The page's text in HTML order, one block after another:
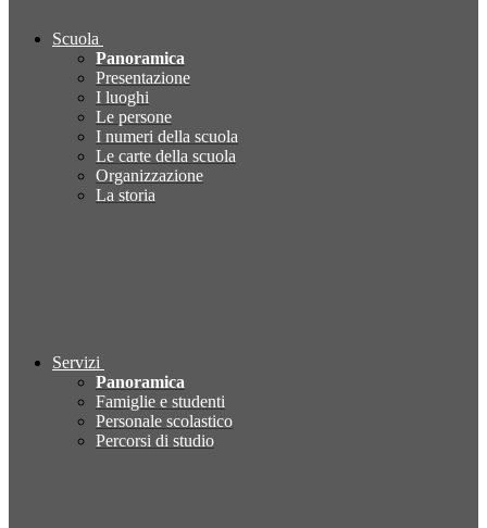
Scuola
Panoramica
Presentazione
I luoghi
Le persone
I numeri della scuola
Le carte della scuola
Organizzazione
La storia
Servizi
Panoramica
Famiglie e studenti
Personale scolastico
Percorsi di studio